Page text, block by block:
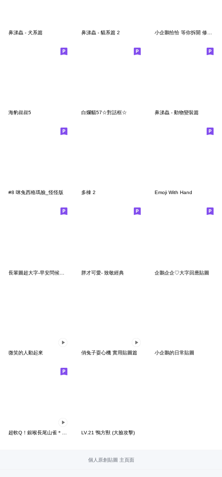
鼻涕蟲 - 犬系篇 鼻涕蟲 - 貓系篇 2 小企鵝恰恰 等你拆開 修正版
海豹叔叔5 白爛貓57☆對話框☆ 鼻涕蟲 - 動物變裝篇
#8 咪兔西格瑪臉_怪怪版 多棟 2 Emoji With Hand
胖才可愛- 致敬經典 企鵝企企♡大字回應貼圖
微笑的人動起來 俏兔子耍心機 實用貼圖篇 小企鵝的日常貼圖
超軟Q！銀喉長尾山雀＊努力應援篇 LV.21 鴨方獸 (大臉攻擊)
個人原創貼圖 主頁面